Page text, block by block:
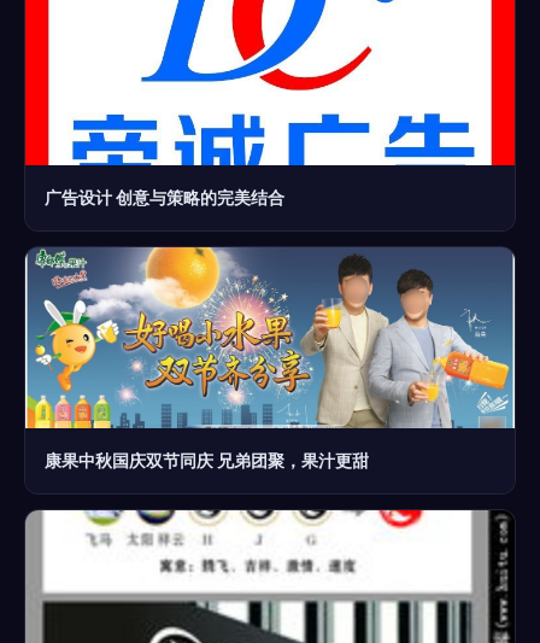
广告设计 创意与策略的完美结合
康果中秋国庆双节同庆 兄弟团聚，果汁更甜